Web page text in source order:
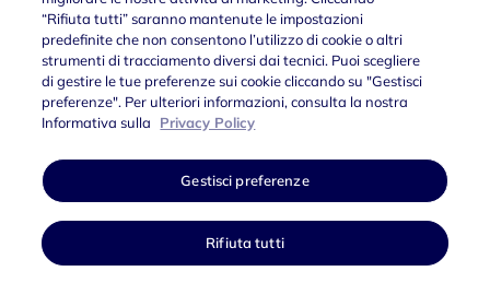
Privacy PolicySocietà trasparente
Polo Strategico Nazionale S.p.A. Sede Legale via Giacomo Puccini 6,
00198 Roma (RM) Italia Capitale Sociale € 3.000.000,00 i.v. – REA
n.1678264 – C.F. n.16825251008
“Rifiuta tutti” saranno mantenute le impostazioni
predefinite che non consentono l’utilizzo di cookie o altri
strumenti di tracciamento diversi dai tecnici. Puoi scegliere
di gestire le tue preferenze sui cookie cliccando su "Gestisci
preferenze". Per ulteriori informazioni, consulta la nostra
Informativa sulla
Privacy Policy
Gestisci preferenze
Rifiuta tutti